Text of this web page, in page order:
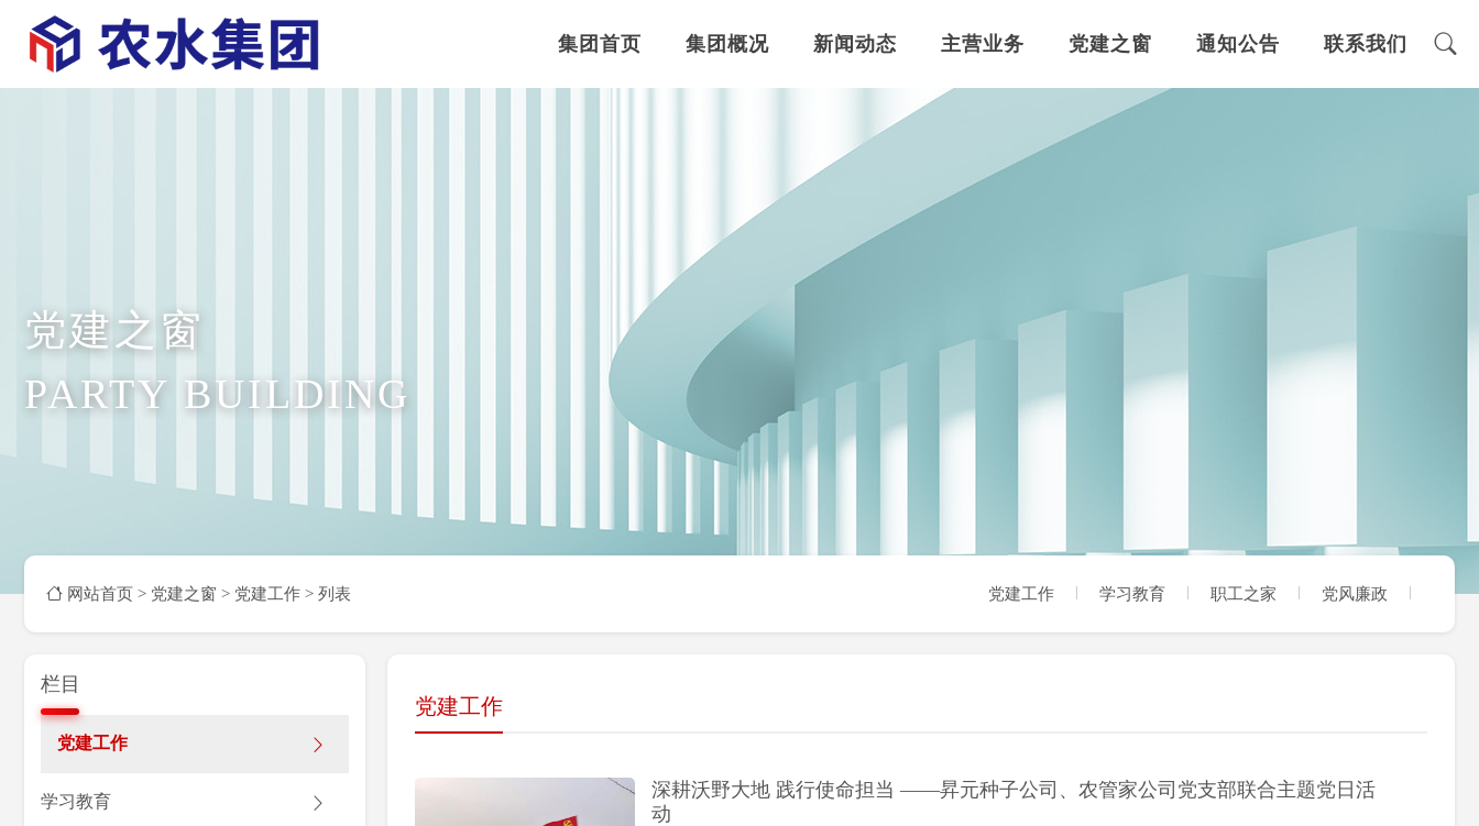
集团首页 集团概况 新闻动态 主营业务 党建之窗 通知公告 联系我们
党建之窗
PARTY BUILDING
网站首页 > 党建之窗 > 党建工作 > 列表 党建工作 学习教育 职工之家 党风廉政
栏目
党建工作
学习教育
党建工作
深耕沃野大地 践行使命担当 ——昇元种子公司、农管家公司党支部联合主题党日活
动